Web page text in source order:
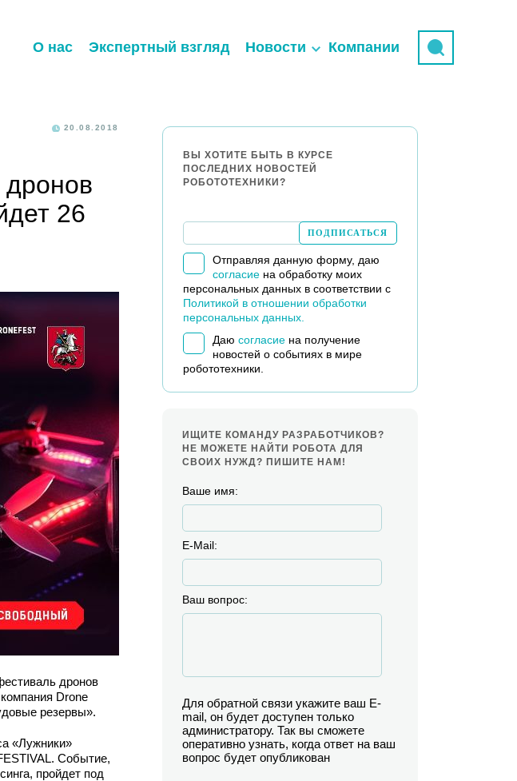
О нас Экспертный взгляд Новости Компании
20.08.2018
26
дронов
Drone
резервы».
«Лужники»
Событие,
пройдет под
ВЫ ХОТИТЕ БЫТЬ В КУРСЕ
ПОСЛЕДНИХ НОВОСТЕЙ
РОБОТОТЕХНИКИ?
Отправляя данную форму, даю
согласиена обработку моих
персональных данных в соответствии с
Политикой в отношении обработки
персональных данных.
Даю согласиена получение
новостей о событиях в мире
робототехники.
ИЩИТЕ КОМАНДУ РАЗРАБОТЧИКОВ?
НЕ МОЖЕТЕ НАЙТИ РОБОТА ДЛЯ
СВОИХ НУЖД? ПИШИТЕ НАМ!
Ваше имя:
E-Mail:
Ваш вопрос:
Для обратной связи укажите ваш E-
mail, он будет доступен только
администратору. Так вы сможете
оперативно узнать, когда ответ на ваш
вопрос будет опубликован